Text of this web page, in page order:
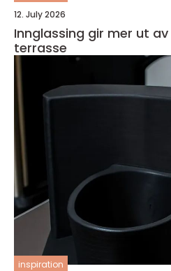
12. July 2026
Innglassing gir mer ut
terrasse
inspiration